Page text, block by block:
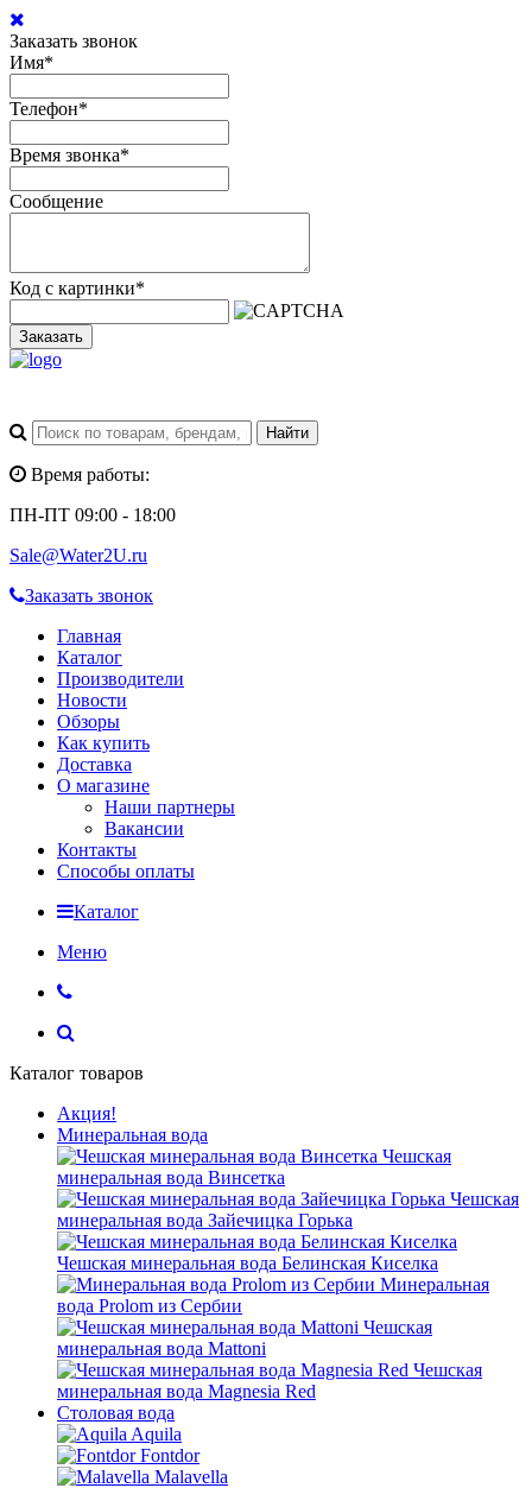
Заказать звонок
Имя*
Телефон*
Время звонка*
Сообщение
Код с картинки*
Заказать
Время работы:
ПН-ПТ 09:00 - 18:00
Sale@Water2U.ru
Заказать звонок
Главная
Каталог
Производители
Новости
Обзоры
Как купить
Доставка
О магазине
Наши партнеры
Вакансии
Контакты
Способы оплаты
Каталог
Меню
Каталог товаров
Акция!
Минеральная вода
Чешская
минеральная вода Винсетка
Чешская
минеральная вода Зайечицка Горька
Чешская минеральная вода Белинская Киселка
Минеральная
вода Prolom из Сербии
Чешская
минеральная вода Mattoni
Чешская
минеральная вода Magnesia Red
Столовая вода
Aquila
Fontdor
Malavella